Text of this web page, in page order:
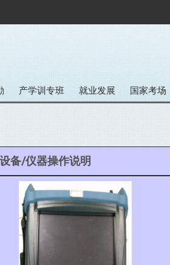
产学训专班 就业发展 国家考场
备/仪器操作说明